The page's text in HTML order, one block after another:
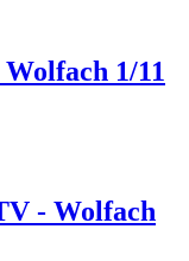
1/11
- Wolfach